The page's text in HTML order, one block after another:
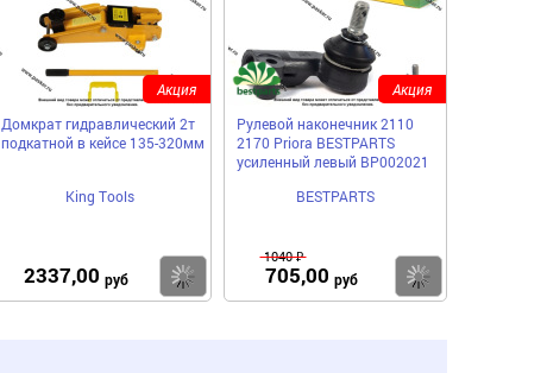
Купить
Домкрат гидравлический 2т
подкатной в кейсе 135-320мм
King Tools
2337,00 руб Купить
Акция
Рулевой наконечник 2110
2170 Priora BESTPARTS
усиленный левый BP002021
BESTPARTS
1040 ₽
705,00 руб
Акция